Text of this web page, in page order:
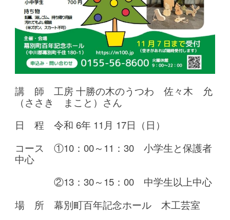
講 師 工房 十勝の木のうつわ 佐々木 允
（ささき まこと）さん
日 程 令和 6年 11月 17日（日）
コース ①10：00～11：30 小学生と保護者
中心
②13：30～15：00 中学生以上中心
場 所 幕別町百年記念ホール 木工芸室